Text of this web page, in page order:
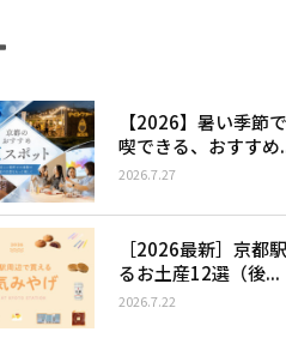
【2026】暑い季節
喫できる、おすすめ
2026.7.27
［2026最新］京都
るお土産12選（後...
2026.7.22